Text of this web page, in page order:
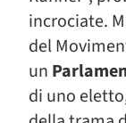
incrociate.
del
un
di uno